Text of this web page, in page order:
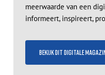
meerwaarde van een
informeert, inspireert,
Bekijk dit digitale